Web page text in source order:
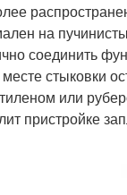
на
соединить
стыковки
или
пристройке